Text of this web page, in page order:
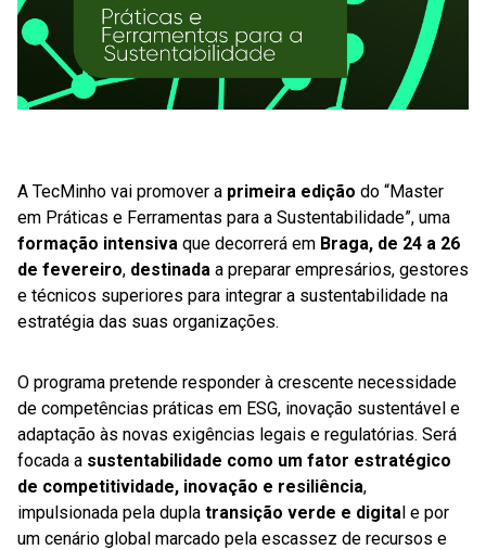
A TecMinho vai promover a primeira edição do “Master
em Práticas e Ferramentas para a Sustentabilidade”, uma
formação intensiva que decorrerá em Braga, de 24 a 26
de fevereiro, destinada a preparar empresários, gestores
e técnicos superiores para integrar a sustentabilidade na
estratégia das suas organizações.
O programa pretende responder à crescente necessidade
de competências práticas em ESG, inovação sustentável e
adaptação às novas exigências legais e regulatórias. Será
focada a sustentabilidade como um fator estratégico
de competitividade, inovação e resiliência,
impulsionada pela dupla transição verde e digital e por
um cenário global marcado pela escassez de recursos e